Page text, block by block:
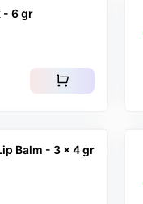
- 6 gr
shopping_cart
Balm - 3 x 4 gr